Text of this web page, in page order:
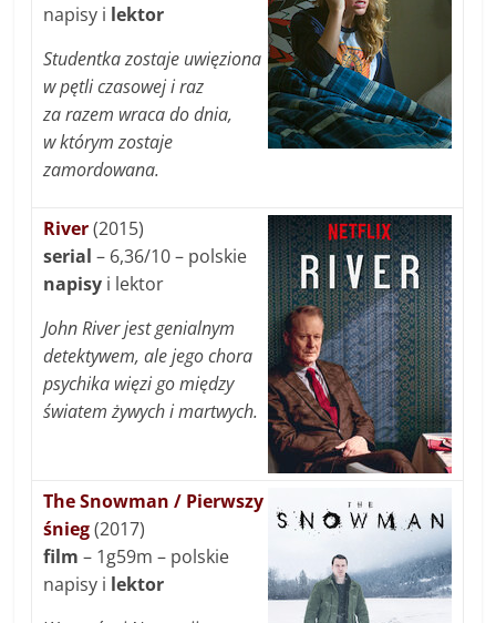
napisy i lektor
Studentka zostaje uwięziona
w pętli czasowej i raz
za razem wraca do dnia,
w którym zostaje
zamordowana.
River(2015)
serial – 6,36/10 – polskie
napisy i lektor
John River jest genialnym
detektywem, ale jego chora
psychika więzi go między
światem żywych i martwych.
The Snowman / Pierwszy
śnieg(2017)
film – 1g59m – polskie
napisy i lektor